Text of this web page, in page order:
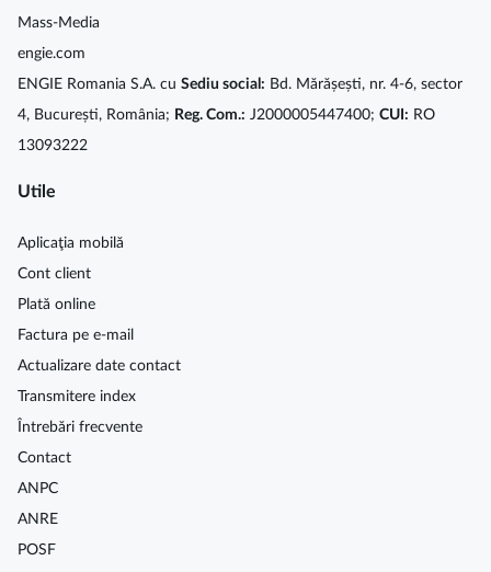
Mass-Media
engie.com
ENGIE Romania S.A. cu Sediu social: Bd. Mărășești, nr. 4-6, sector
4, București, România; Reg. Com.: J2000005447400; CUI: RO
13093222
Utile
Aplicaţia mobilă
Cont client
Plată online
Factura pe e-mail
Actualizare date contact
Transmitere index
Întrebări frecvente
Contact
ANPC
ANRE
POSF